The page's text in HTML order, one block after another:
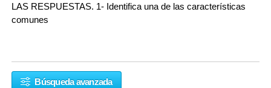
LAS RESPUESTAS. 1- Identifica una de las características
comunes
Búsqueda avanzada